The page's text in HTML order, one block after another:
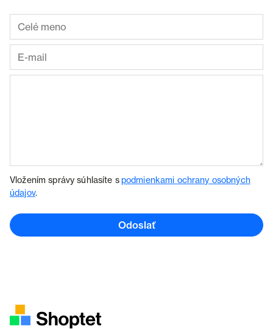
Vložením správy súhlasíte spodmienkami ochrany osobných
údajov.
Odoslať